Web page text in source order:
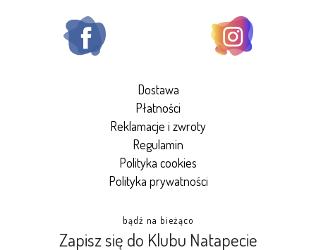
Dostawa
Płatności
Reklamacje i zwroty
Regulamin
Polityka cookies
Polityka prywatności
bądź na bieżąco
Zapisz się do Klubu Natapecie